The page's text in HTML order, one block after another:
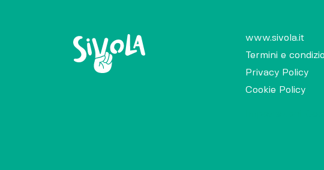
www.sivola.it
Termini e
Privacy Policy
Cookie Policy